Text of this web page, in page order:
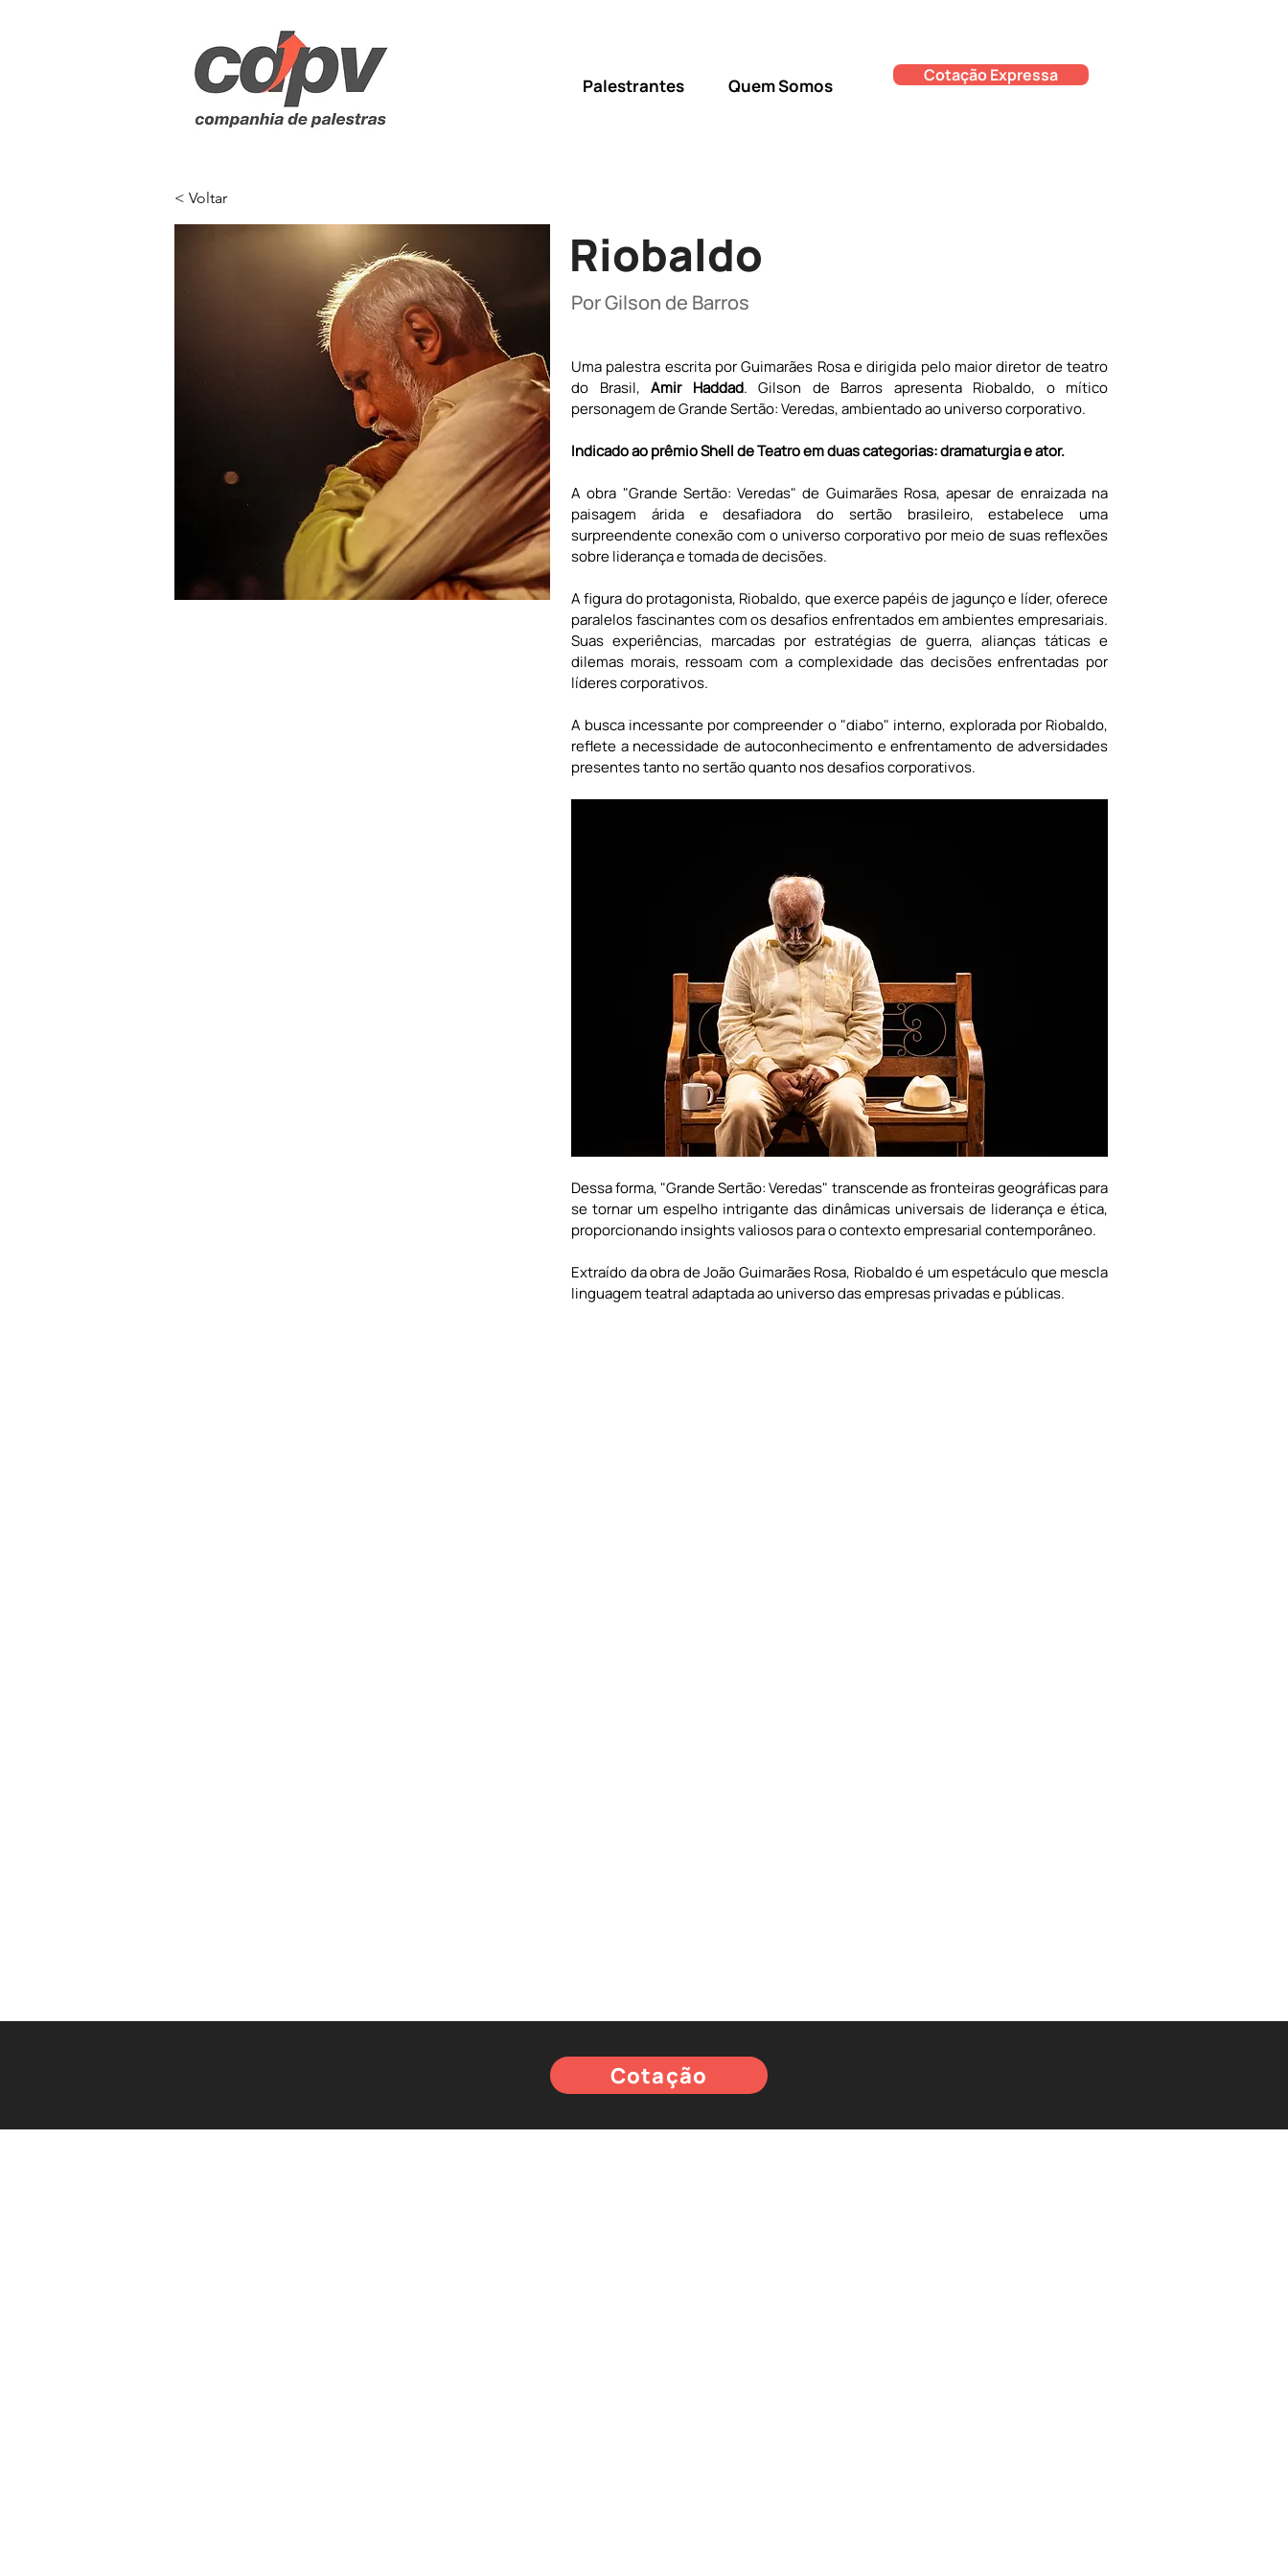
Palestrantes Quem Somos Cotação Expressa
< Voltar
Riobaldo
Por Gilson de Barros
Uma palestra escrita por Guimarães Rosa e dirigida pelo maior diretor de teatro
do Brasil, Amir Haddad. Gilson de Barros apresenta Riobaldo, o mítico
personagem de Grande Sertão: Veredas, ambientado ao universo corporativo.
Indicado ao prêmio Shell de Teatro em duas categorias: dramaturgia e ator.
A obra "Grande Sertão: Veredas" de Guimarães Rosa, apesar de enraizada na
paisagem árida e desafiadora do sertão brasileiro, estabelece uma
surpreendente conexão com o universo corporativo por meio de suas reflexões
sobre liderança e tomada de decisões.
A figura do protagonista, Riobaldo, que exerce papéis de jagunço e líder, oferece
paralelos fascinantes com os desafios enfrentados em ambientes empresariais.
Suas experiências, marcadas por estratégias de guerra, alianças táticas e
dilemas morais, ressoam com a complexidade das decisões enfrentadas por
líderes corporativos.
A busca incessante por compreender o "diabo" interno, explorada por Riobaldo,
reflete a necessidade de autoconhecimento e enfrentamento de adversidades
presentes tanto no sertão quanto nos desafios corporativos.
Dessa forma, "Grande Sertão: Veredas" transcende as fronteiras geográficas para
se tornar um espelho intrigante das dinâmicas universais de liderança e ética,
proporcionando insights valiosos para o contexto empresarial contemporâneo.
Extraído da obra de João Guimarães Rosa, Riobaldo é um espetáculo que mescla
linguagem teatral adaptada ao universo das empresas privadas e públicas.
Cotação